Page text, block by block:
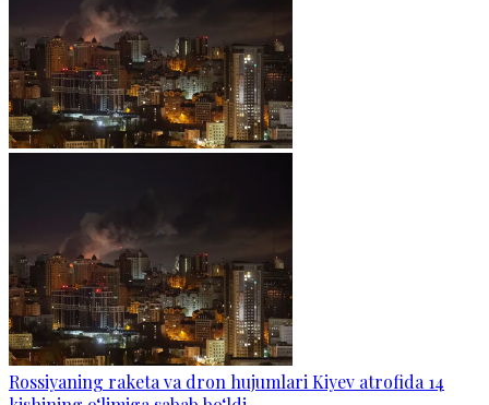
Rossiyaning raketa va dron hujumlari Kiyev atrofida 14